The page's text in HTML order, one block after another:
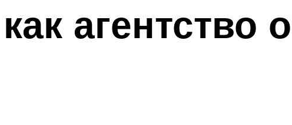
агентство